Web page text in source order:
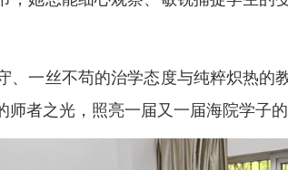
、一丝不苟的治学态度与纯粹炽热
者之光，照亮一届又一届海院学子